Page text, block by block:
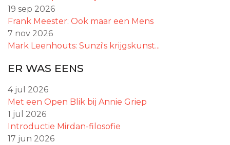
19 sep 2026
Frank Meester: Ook maar een Mens
7 nov 2026
Mark Leenhouts: Sunzi's krijgskunst...
ER WAS EENS
4 jul 2026
Met een Open Blik bij Annie Griep
1 jul 2026
Introductie Mirdan-filosofie
17 jun 2026